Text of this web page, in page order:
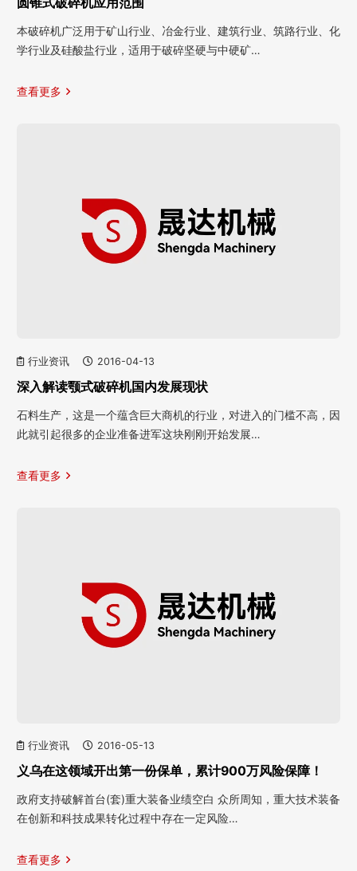
本破碎机广泛用于矿山行业、冶金行业、建筑行业、筑路行业、化
学行业及硅酸盐行业，适用于破碎坚硬与中硬矿…
查看更多
行业资讯 2016-04-13
深入解读颚式破碎机国内发展现状
石料生产，这是一个蕴含巨大商机的行业，对进入的门槛不高，因
此就引起很多的企业准备进军这块刚刚开始发展…
查看更多
行业资讯 2016-05-13
义乌在这领域开出第一份保单，累计900万风险保障！
政府支持破解首台(套)重大装备业绩空白 众所周知，重大技术装备
在创新和科技成果转化过程中存在一定风险…
查看更多